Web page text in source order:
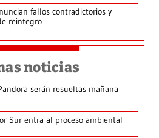
fallos contradictorios y
reintegro
noticias
serán resueltas mañana
Sur entra al proceso ambiental